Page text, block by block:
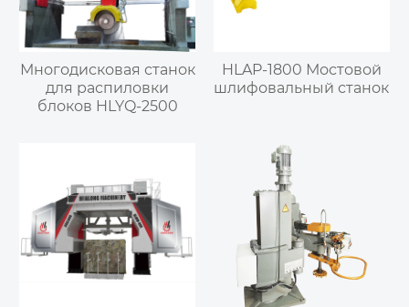
Многодисковая станок
для распиловки
блоков HLYQ-2500
HLAP-1800 Мостовой
шлифовальный станок